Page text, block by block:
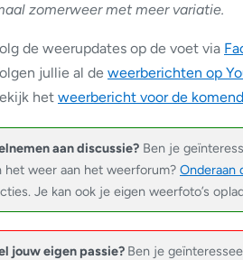
zomerweer met meer variatie.
de weerupdates op de voet via
jullie al de weerberichten op
het weerbericht voor de
aan discussie? Ben je
het weer aan het weerforum? Onderaan
Je kan ook je eigen weerfoto’s
jouw eigen passie? Ben je